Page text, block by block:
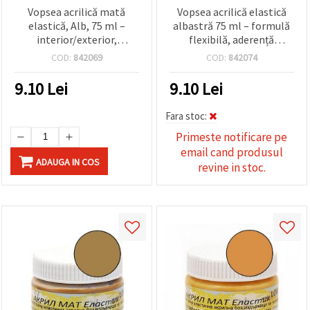
Vopsea acrilică mată
elastică, Alb, 75 ml –
interior/exterior,
rezistentă la intemperii,
lemn, hârtie și beton
COD: 842069
9.10 Lei
ADAUGA IN COS
Vopsea acrilică elastică
albastră 75 ml – formulă
flexibilă, aderență
ridicată, finisaj durabil și
hârtie, pânză și proiecte
DIY, hobby & craft
COD: 842074
9.10 Lei
Fara stoc:
Primeste notificare pe
email cand produsul
revine in stoc.